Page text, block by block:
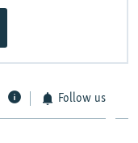
Follow us